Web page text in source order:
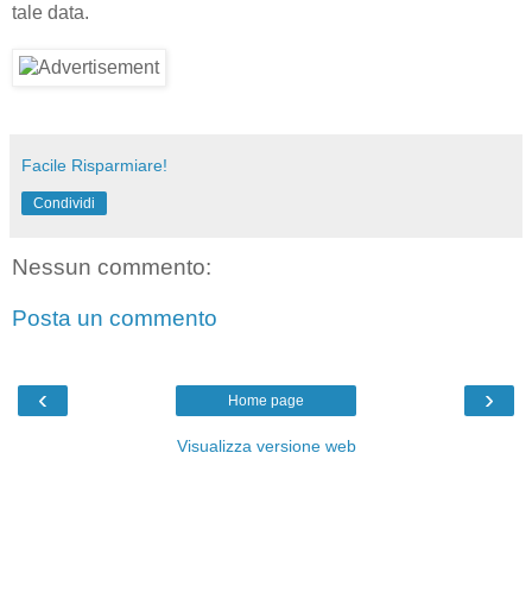
tale data.
Facile Risparmiare!
Condividi
Nessun commento:
Posta un commento
‹ ›
Home page
Visualizza versione web